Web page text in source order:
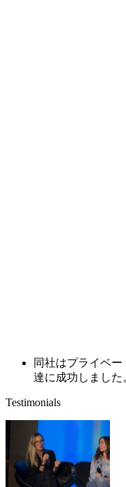
同社はプライベー
達に成功しました
Testimonials